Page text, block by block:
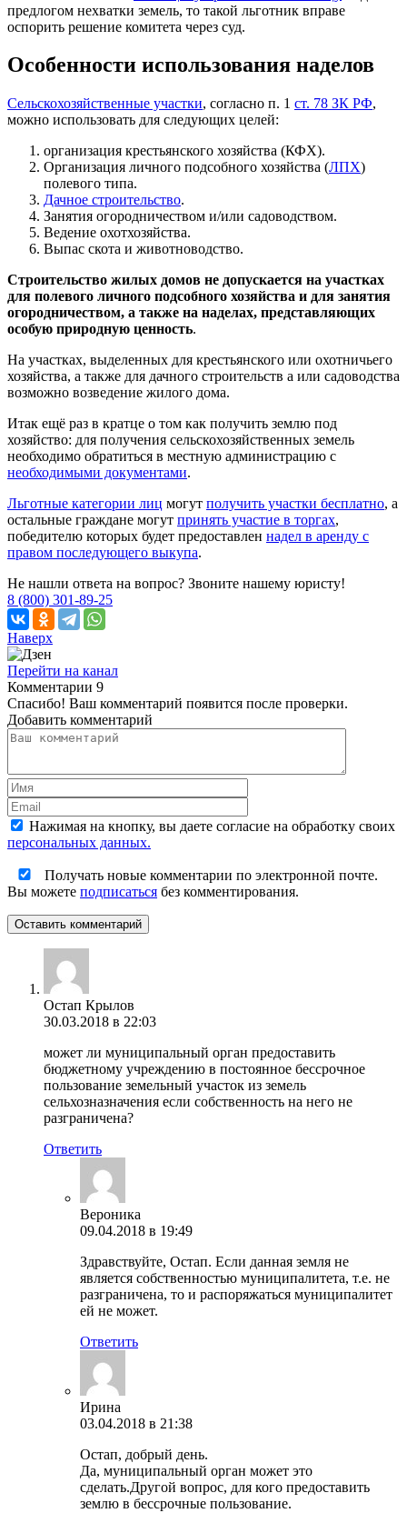
предлогом нехватки земель, то такой льготник вправе
оспорить решение комитета через суд.
Особенности использования наделов
Сельскохозяйственные участки, согласно п. 1 ст. 78 ЗК РФ,
можно использовать для следующих целей:
организация крестьянского хозяйства (КФХ).
Организация личного подсобного хозяйства (ЛПХ)
полевого типа.
Дачное строительство.
Занятия огородничеством и/или садоводством.
Ведение охотхозяйства.
Выпас скота и животноводство.
Строительство жилых домов не допускается на участках
для полевого личного подсобного хозяйства и для занятия
огородничеством, а также на наделах, представляющих
особую природную ценность.
На участках, выделенных для крестьянского или охотничьего
хозяйства, а также для дачного строительств а или садоводства
возможно возведение жилого дома.
Итак ещё раз в кратце о том как получить землю под
хозяйство: для получения сельскохозяйственных земель
необходимо обратиться в местную администрацию с
необходимыми документами.
Льготные категории лиц могут получить участки бесплатно, а
остальные граждане могут принять участие в торгах,
победителю которых будет предоставлен надел в аренду с
правом последующего выкупа.
Не нашли ответа на вопрос? Звоните нашему юристу!
8 (800) 301-89-25
Наверх
Перейти на канал
Комментарии 9
Спасибо! Ваш комментарий появится после проверки.
Добавить комментарий
Нажимая на кнопку, вы даете согласие на обработку своих
персональных данных.
Получать новые комментарии по электронной почте.
Вы можете подписаться без комментирования.
Оставить комментарий
Остап Крылов
30.03.2018 в 22:03
может ли муниципальный орган предоставить
бюджетному учреждению в постоянное бессрочное
пользование земельный участок из земель
сельхозназначения если собственность на него не
разграничена?
Ответить
Вероника
09.04.2018 в 19:49
Здравствуйте, Остап. Если данная земля не
является собственностью муниципалитета, т.е. не
разграничена, то и распоряжаться муниципалитет
ей не может.
Ответить
Ирина
03.04.2018 в 21:38
Остап, добрый день.
Да, муниципальный орган может это
сделать.Другой вопрос, для кого предоставить
землю в бессрочные пользование.